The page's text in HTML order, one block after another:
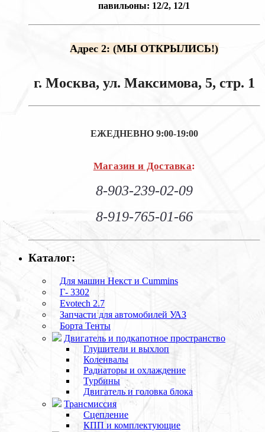
павильоны: 12/2, 12/1
Адрес 2: (МЫ ОТКРЫЛИСЬ!)
г. Москва, ул. Максимова, 5, стр. 1
ЕЖЕДНЕВНО 9:00-19:00
Магазин и Доставка:
8-903-239-02-09
8-919-765-01-66
Каталог:
Для машин Некст и Cummins
Г- 3302
Evotech 2.7
Запчасти для автомобилей УАЗ
Борта Тенты
Двигатель и подкапотное пространство
Глушители и выхлоп
Коленвалы
Радиаторы и охлаждение
Турбины
Двигатель и головка блока
Трансмиссия
Сцепление
КПП и комплектующие